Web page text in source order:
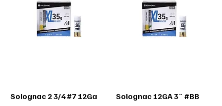
Solognac 2 3/4 #7 12Ga
Solognac 12GA 3¨ #BB